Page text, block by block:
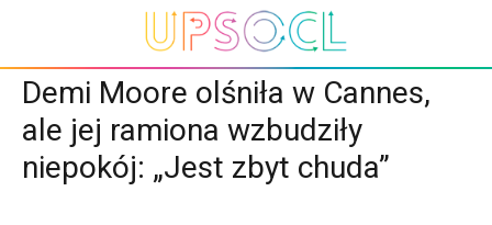
Demi Moore olśniła w Cannes,
ale jej ramiona wzbudziły
niepokój: „Jest zbyt chuda”